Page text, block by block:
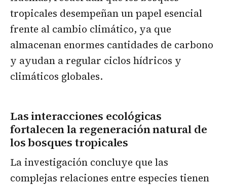
tropicales desempeñan un papel esencial
frente al cambio climático, ya que
almacenan enormes cantidades de carbono
y ayudan a regular ciclos hídricos y
climáticos globales.
Las interacciones ecológicas
fortalecen la regeneración natural de
los bosques tropicales
La investigación concluye que las
complejas relaciones entre especies tienen